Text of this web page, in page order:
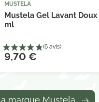
 
MUSTELA
Mustela Gel Lavant
ml
9,70 €
marque Mustela